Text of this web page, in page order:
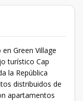
Green Village
turístico Cap
la República
distribuidos de
apartamentos